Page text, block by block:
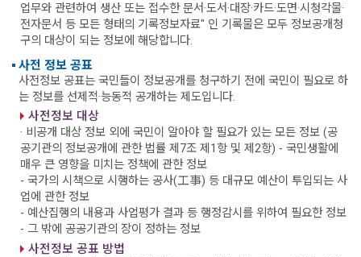
업무와 관련하여 생산 또는 접수한 문서·도서·대장·카드·도면·시청각물·
전자문서 등 모든 형태의 기록정보자료" 인 기록물은 모두 정보공개청
구의 대상이 되는 정보에 해당합니다.
사전 정보 공표
사전정보 공표는 국민들이 정보공개를 청구하기 전에 국민이 필요로 하
는 정보를 선제적·능동적 공개하는 제도입니다.
사전정보 대상
· 비공개 대상 정보 외에 국민이 알아야 할 필요가 있는 모든 정보 (공
공기관의 정보공개에 관한 법률 제7조 제1항 및 제2항) - 국민생활에
매우 큰 영향을 미치는 정책에 관한 정보
- 국가의 시책으로 시행하는 공사(工事) 등 대규모 예산이 투입되는 사
업에 관한 정보
- 예산집행의 내용과 사업평가 결과 등 행정감시를 위하여 필요한 정보
- 그 밖에 공공기관의 장이 정하는 정보
사전정보 공표 방법